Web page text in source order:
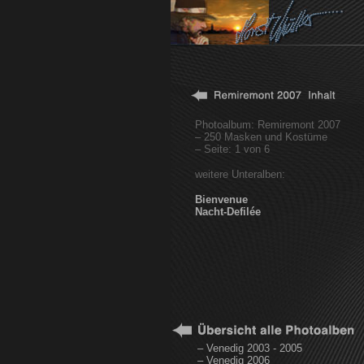
– Venedig 2003 - 2005
– Venedig 2006
Photoalbum: Remiremont 2007
– 250 Masken und Kostüme
– Seite: 1 von 6
weitere Unteralben:
Bienvenue
Nacht-Defilée